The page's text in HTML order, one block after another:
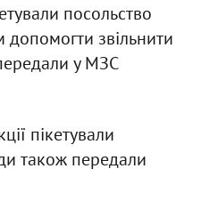
посольство
звільнити
у МЗС
пікетували
також передали